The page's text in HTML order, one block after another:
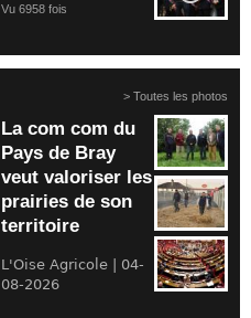
Vu 6958 fois
> Toutes les photos
La com com du
Pays de Bray
veut valoriser les
prairies de son
territoire
L'Oise Agricole | 04-
08-2026